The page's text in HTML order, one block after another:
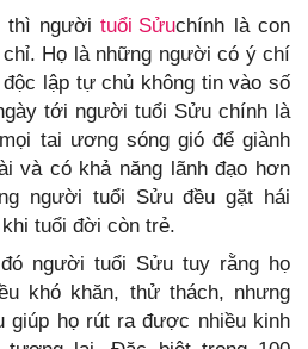
thì ngườituổi Sửuchính là con
Họ là những người có ý chí
lập tự chủ không tin vào số
tới người tuổi Sửu chính là
tai ương sóng gió để giành
và có khả năng lãnh đạo hơn
người tuổi Sửu đều gặt hái
tuổi đời còn trẻ.
người tuổi Sửu tuy rằng họ
khó khăn, thử thách, nhưng
giúp họ rút ra được nhiều kinh